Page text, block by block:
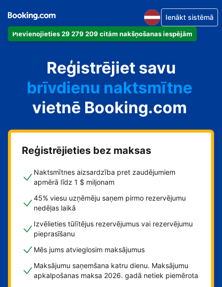
Pievienojieties 29 279 209 citām nakšņošanas iespējām
Ienākt sistēmā
Reģistrējiet savu
dzīvokli
viesnīcu
brīvdienu naktsmītne
viesu namu
pansiju
vietnē Booking.com
Reģistrējieties bez maksas
Naktsmītnes aizsardzība pret zaudējumiem
apmērā līdz 1 $ miljonam
45% viesu uzņēmēju saņem pirmo rezervējumu
nedēļas laikā
Izvēlieties tūlītējus rezervējumus vai rezervējumu
pieprasīšanu
Mēs jums atvieglosim maksājumus
Maksājumu saņemšana katru dienu. Maksājumu
apkalpošanas maksa 2026. gadā netiek piemērota